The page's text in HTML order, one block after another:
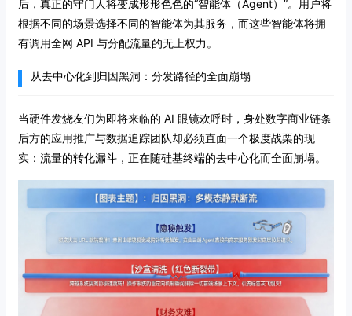
后，真正的守门人将变成形形色色的“智能体（Agent）”。用户将
根据不同的场景选择不同的智能体为其服务，而这些智能体将拥
有调用全网 API 与分配流量的无上权力。
从去中心化到归因黑洞：分发路径的全面崩塌
当硬件发烧友们为即将来临的 AI 眼镜欢呼时，身处数字商业链条
后方的应用推广与数据追踪团队却必须直面一个极度战栗的现
实：流量的转化漏斗，正在随硅基终端的去中心化而全面崩塌。